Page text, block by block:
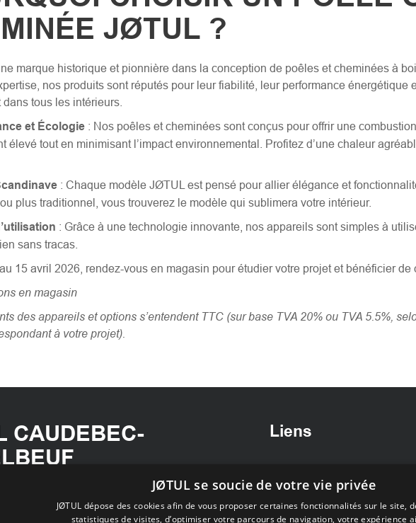
JØTUL ?
marque historique et pionnière dans la conception de poêles et cheminées à
nos produits sont réputés pour leur fiabilité, leur performance énergétique
tous les intérieurs.
et Écologie : Nos poêles et cheminées sont conçus pour offrir une
élevé tout en minimisant l’impact environnemental. Profitez d’une chaleur
: Chaque modèle JØTUL est pensé pour allier élégance et
plus traditionnel, vous trouverez le modèle qui sublimera votre intérieur.
: Grâce à une technologie innovante, nos appareils sont simples à
sans tracas.
15 avril 2026, rendez-vous en magasin pour étudier votre projet et bénéficier de
en magasin
des appareils et options s’entendent TTC (sur base TVA 20% ou TVA 5.5%,
à votre projet).
CAUDEBEC-
du Poêle à Bois, du Poêle à
la Cheminée dans la Seine
Liens
Nos réalisations
Actualités
devis
JØTUL se soucie de votre vie privée
JØTUL dépose des cookies afin de vous proposer certaines fonctionnalités sur le site,
statistiques de visites, d’optimiser votre parcours de navigation, votre expérience